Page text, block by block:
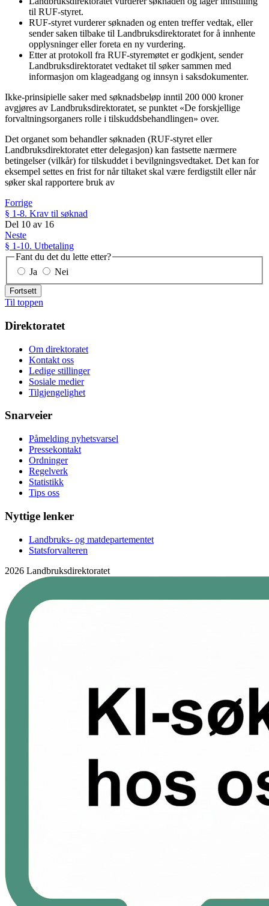
til RUF-styret.
RUF-styret vurderer søknaden og enten treffer vedtak, eller
sender saken tilbake til Landbruksdirektoratet for å innhente
opplysninger eller foreta en ny vurdering.
Etter at protokoll fra RUF-styremøtet er godkjent, sender
Landbruksdirektoratet vedtaket til søker sammen med
informasjon om klageadgang og innsyn i saksdokumenter.
Ikke-prinsipielle saker med søknadsbeløp inntil 200 000 kroner
avgjøres av Landbruksdirektoratet, se punktet «De forskjellige
forvaltningsorganers rolle i tilskuddsbehandlingen» over.
Det organet som behandler søknaden (RUF-styret eller
Landbruksdirektoratet etter delegasjon) kan fastsette nærmere
betingelser (vilkår) for tilskuddet i bevilgningsvedtaket. Det kan for
eksempel settes en frist for når tiltaket skal være ferdigstilt eller når
søker skal rapportere bruk av
Forrige
§ 1-8. Krav til søknad
Del 10 av 16
Neste
§ 1-10. Utbetaling
Fant du det du lette etter?
Ja
Nei
Fortsett
Til toppen
Direktoratet
Om direktoratet
Kontakt oss
Ledige stillinger
Sosiale medier
Tilgjengelighet
Snarveier
Påmelding nyhetsvarsel
Pressekontakt
Ordninger
Regelverk
Statistikk
Tips oss
Nyttige lenker
Landbruks- og matdepartementet
Statsforvalteren
2026 Landbruksdirektoratet